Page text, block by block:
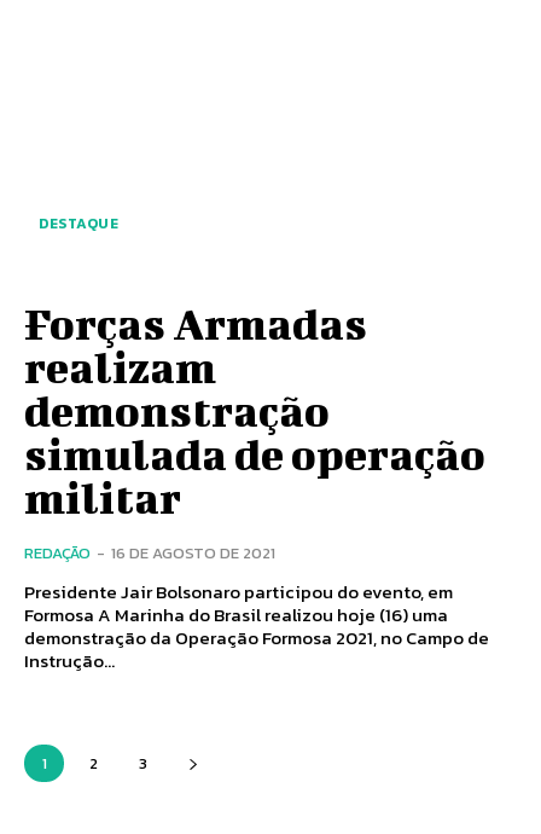
DESTAQUE
Forças Armadas
realizam
demonstração
simulada de operação
militar
REDAÇÃO - 16 DE AGOSTO DE 2021
Presidente Jair Bolsonaro participou do evento, em
Formosa A Marinha do Brasil realizou hoje (16) uma
demonstração da Operação Formosa 2021, no Campo de
Instrução...
1 2 3